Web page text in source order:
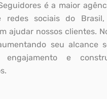
é a maior
redes sociais do Brasil,
ajudar nossos clientes.
seu alcance
engajamento e